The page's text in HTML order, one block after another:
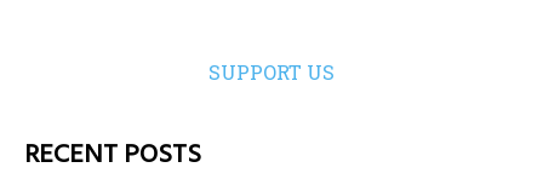
SUPPORT US
RECENT POSTS